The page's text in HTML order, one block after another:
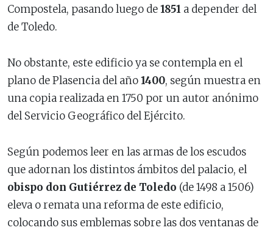
Compostela, pasando luego de1851 a depender del
de Toledo.
No obstante, este edificio ya se contempla en el
plano de Plasencia del año1400, según muestra en
una copia realizada en 1750 por un autor anónimo
del Servicio Geográfico del Ejército.
Según podemos leer en las armas de los escudos
que adornan los distintos ámbitos del palacio, el
obispo don Gutiérrez de Toledo (de 1498 a 1506)
eleva o remata una reforma de este edificio,
colocando sus emblemas sobre las dos ventanas de